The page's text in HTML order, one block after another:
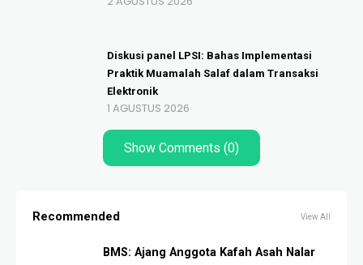
Diskusi panel LPSI: Bahas Implementasi
Praktik Muamalah Salaf dalam Transaksi
Elektronik
1 AGUSTUS 2026
Show Comments (0)
Recommended View All
BMS: Ajang Anggota Kafah Asah Nalar